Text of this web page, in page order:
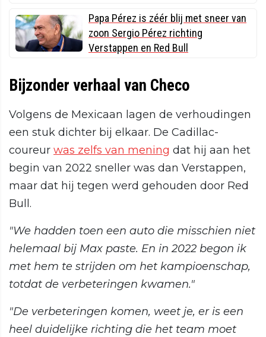
Papa Pérez is zéér blij met sneer van
zoon Sergio Pérez richting
Verstappen en Red Bull
Bijzonder verhaal van Checo
Volgens de Mexicaan lagen de verhoudingen
een stuk dichter bij elkaar. De Cadillac-
coureur was zelfs van mening dat hij aan het
begin van 2022 sneller was dan Verstappen,
maar dat hij tegen werd gehouden door Red
Bull.
"We hadden toen een auto die misschien niet
helemaal bij Max paste. En in 2022 begon ik
met hem te strijden om het kampioenschap,
totdat de verbeteringen kwamen."
"De verbeteringen komen, weet je, er is een
heel duidelijke richting die het team moet